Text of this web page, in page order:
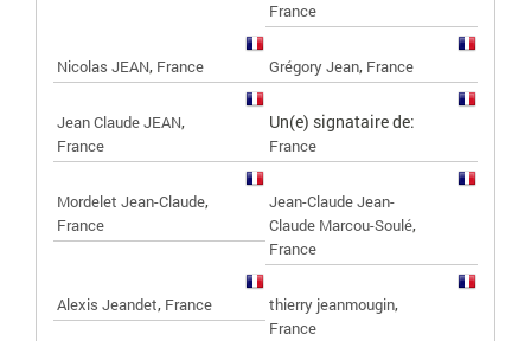
France
Nicolas JEAN, France Grégory Jean, France
Jean Claude JEAN,
France
Un(e) signataire de:
France
Mordelet Jean-Claude,
France
Jean-Claude Jean-
Claude Marcou-Soulé,
France
Alexis Jeandet, France thierry jeanmougin,
France